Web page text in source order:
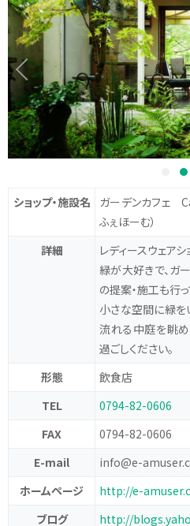
ショップ・施設名 ガーデンカフェ
ふぇほーむ）
詳細
レディースウェア
緑が大好きで、ガ
の提案・施工も行っ
小さな空間に緑を
流れる中庭を眺め
過ごしください。
形態
飲食店
TEL
0794-82-0606
FAX
0794-82-0606
E-mail
info@e-
ホームページ
http://e-
ブログ
http://